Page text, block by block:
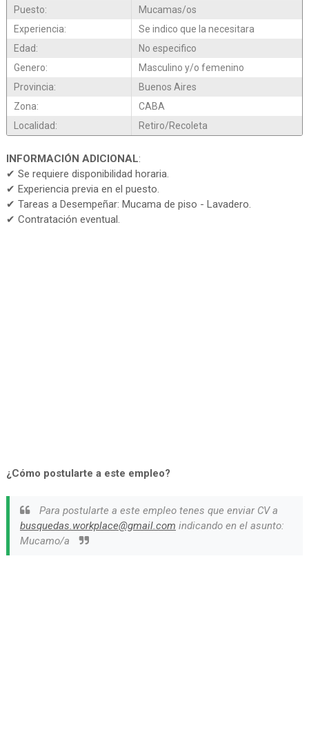
Puesto:
Mucamas/os
Experiencia:
Se indico que la necesitara
Edad:
No especifico
Genero:
Masculino y/o femenino
Provincia:
Buenos Aires
Zona:
CABA
Localidad:
Retiro/Recoleta
INFORMACIÓN ADICIONAL:
✔ Se requiere disponibilidad horaria.
✔ Experiencia previa en el puesto.
✔ Tareas a Desempeñar: Mucama de piso - Lavadero.
✔ Contratación eventual.
¿Cómo postularte a este empleo?
Para postularte a este empleo tenes que enviar CV a
busquedas.workplace@gmail.com indicando en el asunto:
Mucamo/a